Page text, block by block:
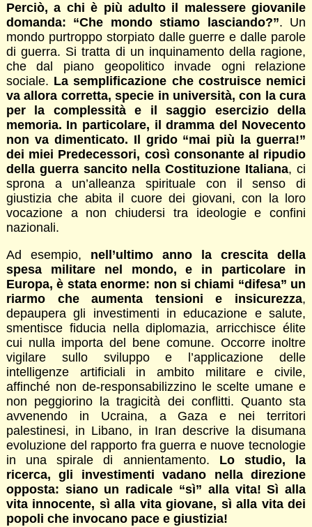
Perciò, a chi è più adulto il malessere giovanile
domanda: “Che mondo stiamo lasciando?”. Un
mondo purtroppo storpiato dalle guerre e dalle parole
di guerra. Si tratta di un inquinamento della ragione,
che dal piano geopolitico invade ogni relazione
sociale. La semplificazione che costruisce nemici
va allora corretta, specie in università, con la cura
per la complessità e il saggio esercizio della
memoria. In particolare, il dramma del Novecento
non va dimenticato. Il grido “mai più la guerra!”
dei miei Predecessori, così consonante al ripudio
della guerra sancito nella Costituzione Italiana, ci
sprona a un’alleanza spirituale con il senso di
giustizia che abita il cuore dei giovani, con la loro
vocazione a non chiudersi tra ideologie e confini
nazionali.
Ad esempio, nell’ultimo anno la crescita della
spesa militare nel mondo, e in particolare in
Europa, è stata enorme: non si chiami “difesa” un
riarmo che aumenta tensioni e insicurezza,
depaupera gli investimenti in educazione e salute,
smentisce fiducia nella diplomazia, arricchisce élite
cui nulla importa del bene comune. Occorre inoltre
vigilare sullo sviluppo e l’applicazione delle
intelligenze artificiali in ambito militare e civile,
affinché non de-responsabilizzino le scelte umane e
non peggiorino la tragicità dei conflitti. Quanto sta
avvenendo in Ucraina, a Gaza e nei territori
palestinesi, in Libano, in Iran descrive la disumana
evoluzione del rapporto fra guerra e nuove tecnologie
in una spirale di annientamento. Lo studio, la
ricerca, gli investimenti vadano nella direzione
opposta: siano un radicale “sì” alla vita! Sì alla
vita innocente, sì alla vita giovane, sì alla vita dei
popoli che invocano pace e giustizia!